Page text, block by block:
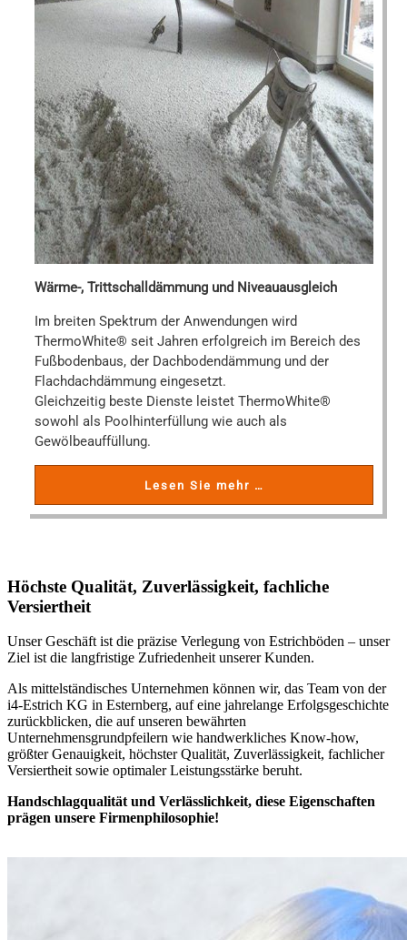
Wärme-, Trittschalldämmung und Niveauausgleich
Im breiten Spektrum der Anwendungen wird
ThermoWhite® seit Jahren erfolgreich im Bereich des
Fußbodenbaus, der Dachbodendämmung und der
Flachdachdämmung eingesetzt.
Gleichzeitig beste Dienste leistet ThermoWhite®
sowohl als Poolhinterfüllung wie auch als
Gewölbeauffüllung.
Lesen Sie mehr …
Höchste Qualität, Zuverlässigkeit, fachliche
Versiertheit
Unser Geschäft ist die präzise Verlegung von Estrichböden – unser
Ziel ist die langfristige Zufriedenheit unserer Kunden.
Als mittelständisches Unternehmen können wir, das Team von der
i4-Estrich KG in Esternberg, auf eine jahrelange Erfolgsgeschichte
zurückblicken, die auf unseren bewährten
Unternehmensgrundpfeilern wie handwerkliches Know-how,
größter Genauigkeit, höchster Qualität, Zuverlässigkeit, fachlicher
Versiertheit sowie optimaler Leistungsstärke beruht.
Handschlagqualität und Verlässlichkeit, diese Eigenschaften
prägen unsere Firmenphilosophie!